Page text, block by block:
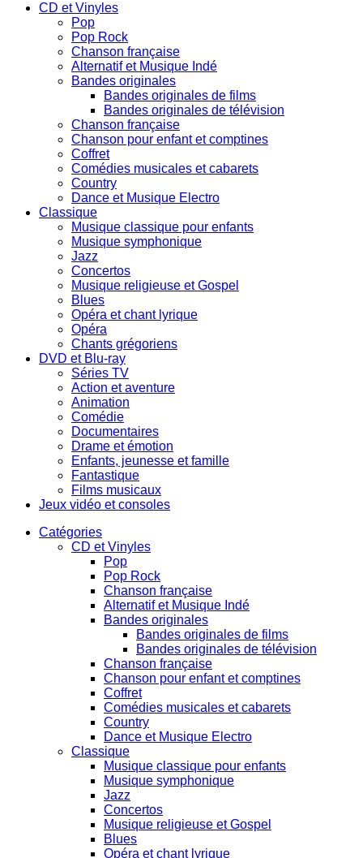
CD et Vinyles
Pop
Pop Rock
Chanson française
Alternatif et Musique Indé
Bandes originales
Bandes originales de films
Bandes originales de télévision
Chanson française
Chanson pour enfant et comptines
Coffret
Comédies musicales et cabarets
Country
Dance et Musique Electro
Classique
Musique classique pour enfants
Musique symphonique
Jazz
Concertos
Musique religieuse et Gospel
Blues
Opéra et chant lyrique
Opéra
Chants grégoriens
DVD et Blu-ray
Séries TV
Action et aventure
Animation
Comédie
Documentaires
Drame et émotion
Enfants, jeunesse et famille
Fantastique
Films musicaux
Jeux vidéo et consoles
Catégories
CD et Vinyles
Pop
Pop Rock
Chanson française
Alternatif et Musique Indé
Bandes originales
Bandes originales de films
Bandes originales de télévision
Chanson française
Chanson pour enfant et comptines
Coffret
Comédies musicales et cabarets
Country
Dance et Musique Electro
Classique
Musique classique pour enfants
Musique symphonique
Jazz
Concertos
Musique religieuse et Gospel
Blues
Opéra et chant lyrique